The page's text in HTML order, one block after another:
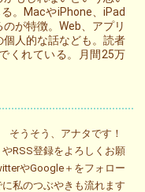
。MacやiPhone、iPad
が特徴。Web、アプリ
人的な話なども。読者
くれている。月間25万
そうそう、アナタです！
RSS登録をよろしくお願
やGoogle＋をフォロー
私のつぶやきも流れます